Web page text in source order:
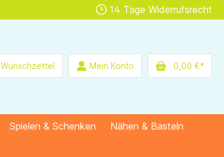
14 Tage Widerrufsrecht
Wunschzettel Mein Konto 0,00 €*
Spielen & Schenken
Nähen & Basteln